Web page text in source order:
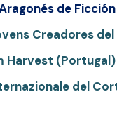
de Ficción
Creadores
Harvest (Portugal)
del